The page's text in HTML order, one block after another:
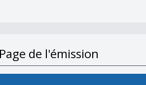
Page de l'émission